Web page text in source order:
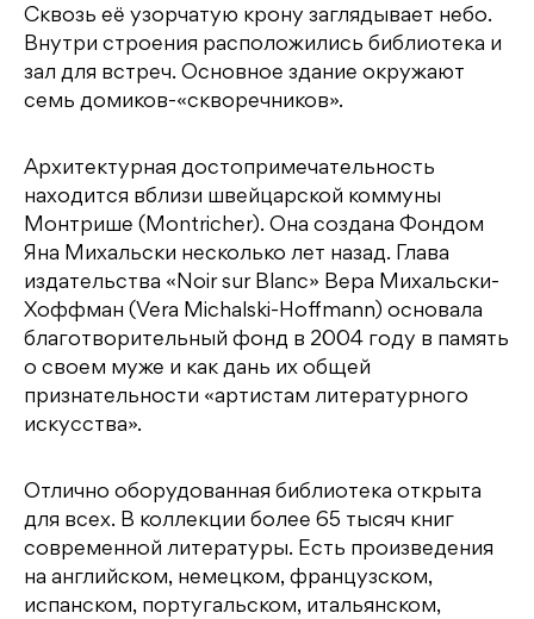
Сквозь её узорчатую крону заглядывает небо.
Внутри строения расположились библиотека и
зал для встреч. Основное здание окружают
семь домиков-«скворечников».
Архитектурная достопримечательность
находится вблизи швейцарской коммуны
Монтрише (Montricher). Она создана Фондом
Яна Михальски несколько лет назад. Глава
издательства «Noir sur Blanc» Вера Михальски-
Хоффман (Vera Michalski-Hoffmann) основала
благотворительный фонд в 2004 году в память
о своем муже и как дань их общей
признательности «артистам литературного
искусства».
Отлично оборудованная библиотека открыта
для всех. В коллекции более 65 тысяч книг
современной литературы. Есть произведения
на английском, немецком, французском,
испанском, португальском, итальянском,